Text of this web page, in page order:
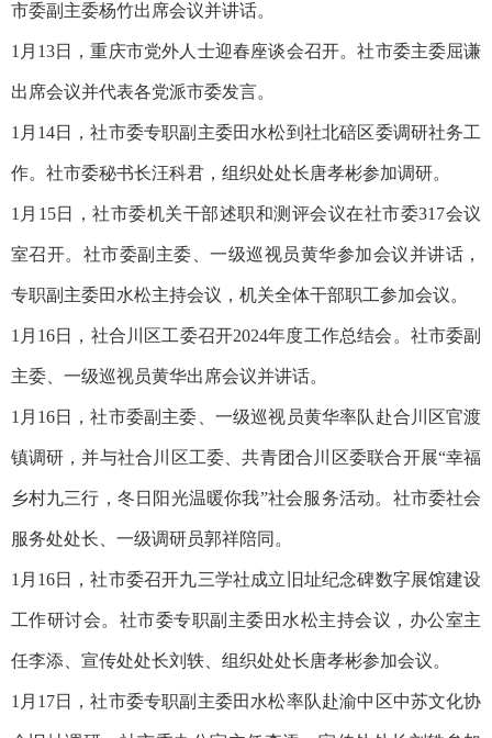
市委副主委杨竹出席会议并讲话。
1月13日，重庆市党外人士迎春座谈会召开。社市委主委屈谦
出席会议并代表各党派市委发言。
1月14日，社市委专职副主委田水松到社北碚区委调研社务工
作。社市委秘书长汪科君，组织处处长唐孝彬参加调研。
1月15日，社市委机关干部述职和测评会议在社市委317会议
室召开。社市委副主委、一级巡视员黄华参加会议并讲话，
专职副主委田水松主持会议，机关全体干部职工参加会议。
1月16日，社合川区工委召开2024年度工作总结会。社市委副
主委、一级巡视员黄华出席会议并讲话。
1月16日，社市委副主委、一级巡视员黄华率队赴合川区官渡
镇调研，并与社合川区工委、共青团合川区委联合开展“幸福
乡村九三行，冬日阳光温暖你我”社会服务活动。社市委社会
服务处处长、一级调研员郭祥陪同。
1月16日，社市委召开九三学社成立旧址纪念碑数字展馆建设
工作研讨会。社市委专职副主委田水松主持会议，办公室主
任李添、宣传处处长刘轶、组织处处长唐孝彬参加会议。
1月17日，社市委专职副主委田水松率队赴渝中区中苏文化协